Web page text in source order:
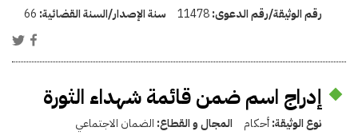
رقم الوثيقة/رقم الدعوى:11478 سنة الإصدار/السنة القضائية: 66
إدراج اسم ضمن قائمة شهداء الثورة
نوع الوثيقة:أحكام المجال و القطاع: الضمان الاجتماعي